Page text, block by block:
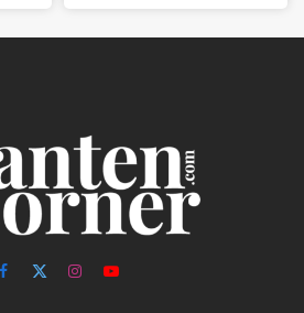
Facebook
X
InstagramYouTube